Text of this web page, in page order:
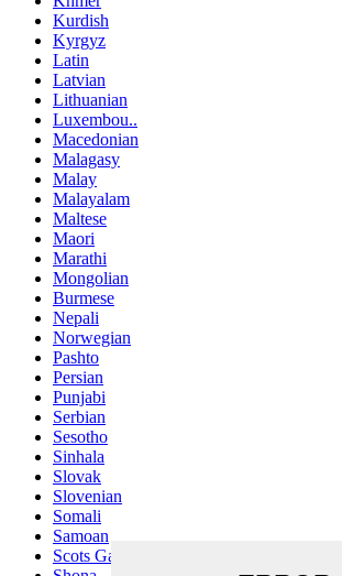
Kurdish
Kyrgyz
Latin
Latvian
Lithuanian
Luxembou..
Macedonian
Malagasy
Malay
Malayalam
Maltese
Maori
Marathi
Mongolian
Burmese
Nepali
Norwegian
Pashto
Persian
Punjabi
Serbian
Sesotho
Sinhala
Slovak
Slovenian
Somali
Samoan
Scots Gaelic